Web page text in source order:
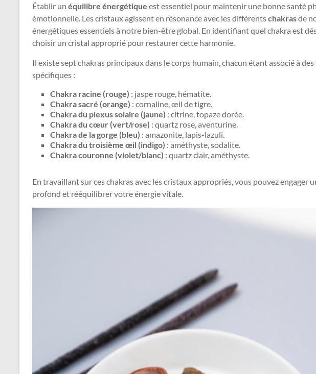
Établir un équilibre énergétique est essentiel pour maintenir une bonne santé
émotionnelle. Les cristaux agissent en résonance avec les différentschakrasde
énergétiques essentiels à notre bien-être global. En identifiant quel chakra est
choisir un cristal approprié pour restaurer cette harmonie.
Il existe sept chakras principaux dans le corps humain, chacun étant associé à
spécifiques :
Chakra racine (rouge) : jaspe rouge, hématite.
Chakra sacré (orange) : cornaline, œil de tigre.
Chakra du plexus solaire (jaune) : citrine, topaze dorée.
Chakra du cœur (vert/rose) : quartz rose, aventurine.
Chakra de la gorge (bleu) : amazonite, lapis-lazuli.
Chakra du troisième œil (indigo) : améthyste, sodalite.
Chakra couronne (violet/blanc) : quartz clair, améthyste.
En travaillant sur ces chakras avec les cristaux appropriés, vous pouvez engager
profond et rééquilibrer votre énergie vitale.